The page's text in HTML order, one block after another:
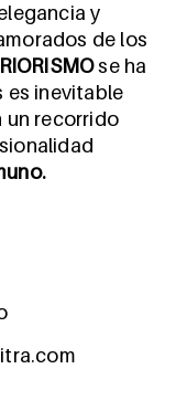
y
de los
se ha
es inevitable
un recorrido